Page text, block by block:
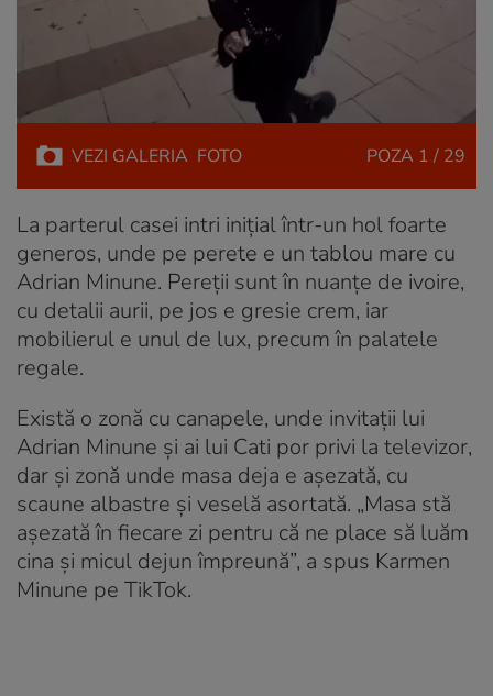
VEZI GALERIA FOTO POZA 1 / 29
La parterul casei intri inițial într-un hol foarte
generos, unde pe perete e un tablou mare cu
Adrian Minune. Pereții sunt în nuanțe de ivoire,
cu detalii aurii, pe jos e gresie crem, iar
mobilierul e unul de lux, precum în palatele
regale.
Există o zonă cu canapele, unde invitații lui
Adrian Minune și ai lui Cati por privi la televizor,
dar și zonă unde masa deja e așezată, cu
scaune albastre și veselă asortată. „Masa stă
așezată în fiecare zi pentru că ne place să luăm
cina și micul dejun împreună”, a spus Karmen
Minune pe TikTok.